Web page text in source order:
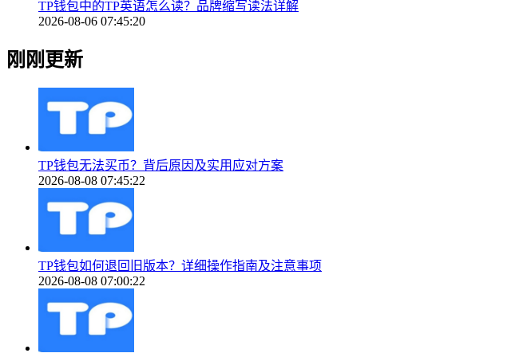
TP钱包中的TP英语怎么读？品牌缩写读法详解
2026-08-06 07:45:20
刚刚更新
TP钱包无法买币？背后原因及实用应对方案
2026-08-08 07:45:22
TP钱包如何退回旧版本？详细操作指南及注意事项
2026-08-08 07:00:22